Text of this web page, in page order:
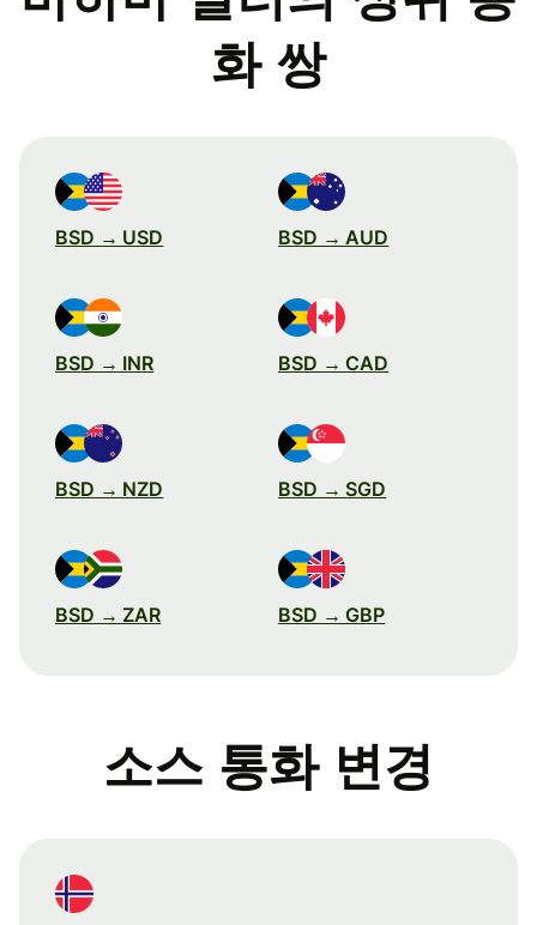
화 쌍
BSD → USD BSD → AUD
BSD → INR BSD → CAD
BSD → NZD BSD → SGD
BSD → ZAR BSD → GBP
소스 통화 변경